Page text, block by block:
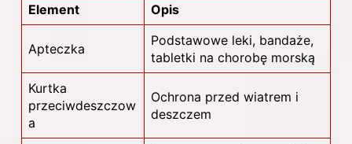
Element Opis
Apteczka
Podstawowe leki, bandaże,
tabletki na chorobę morską
Kurtka
przeciwdeszczow
a
Ochrona przed wiatrem i
deszczem